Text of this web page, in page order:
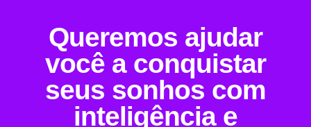
Queremos ajudar
você a conquistar
seus sonhos com
inteligência e